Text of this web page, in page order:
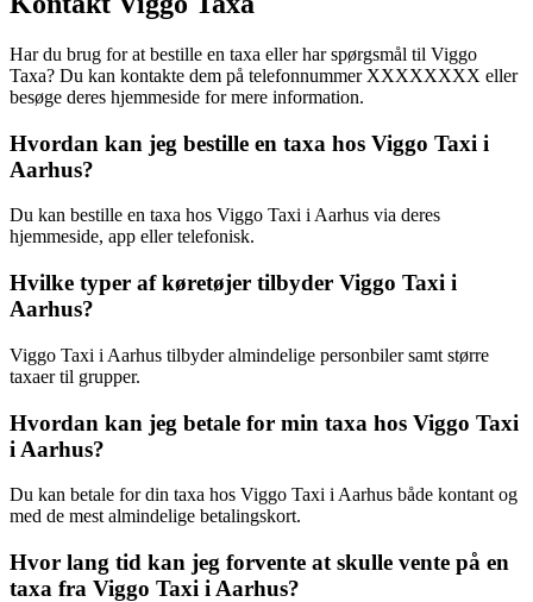
Har du brug for at bestille en taxa eller har spørgsmål til Viggo
Taxa? Du kan kontakte dem på telefonnummer XXXXXXXX eller
besøge deres hjemmeside for mere information.
Hvordan kan jeg bestille en taxa hos Viggo Taxi i
Aarhus?
Du kan bestille en taxa hos Viggo Taxi i Aarhus via deres
hjemmeside, app eller telefonisk.
Hvilke typer af køretøjer tilbyder Viggo Taxi i
Aarhus?
Viggo Taxi i Aarhus tilbyder almindelige personbiler samt større
taxaer til grupper.
Hvordan kan jeg betale for min taxa hos Viggo Taxi
i Aarhus?
Du kan betale for din taxa hos Viggo Taxi i Aarhus både kontant og
med de mest almindelige betalingskort.
Hvor lang tid kan jeg forvente at skulle vente på en
taxa fra Viggo Taxi i Aarhus?